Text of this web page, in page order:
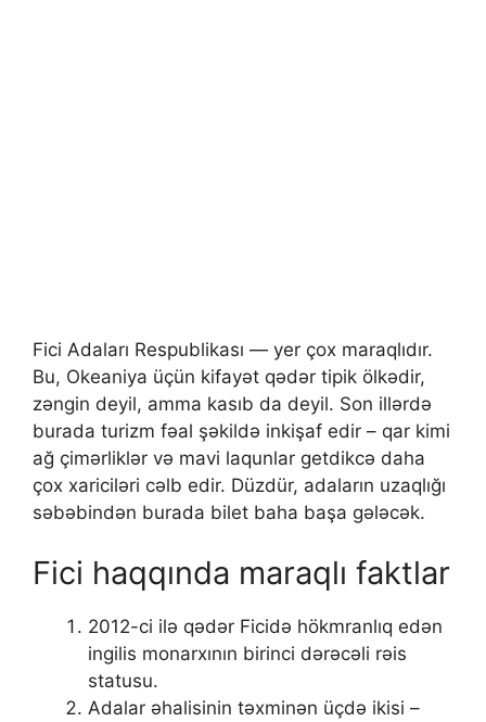
Fici Adaları Respublikası — yer çox maraqlıdır.
Bu, Okeaniya üçün kifayət qədər tipik ölkədir,
zəngin deyil, amma kasıb da deyil. Son illərdə
burada turizm fəal şəkildə inkişaf edir – qar kimi
ağ çimərliklər və mavi laqunlar getdikcə daha
çox xariciləri cəlb edir. Düzdür, adaların uzaqlığı
səbəbindən burada bilet baha başa gələcək.
Fici haqqında maraqlı faktlar
2012-ci ilə qədər Ficidə hökmranlıq edən
ingilis monarxının birinci dərəcəli rəis
statusu.
Adalar əhalisinin təxminən üçdə ikisi –